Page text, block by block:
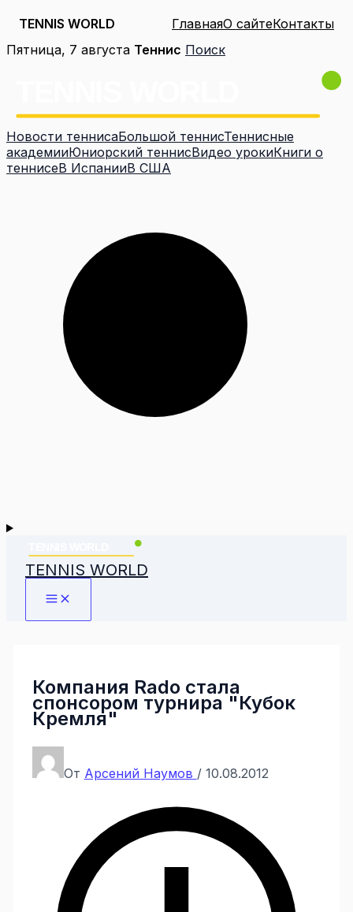
TENNIS WORLD ГлавнаяО сайтеКонтакты
Перейти
Пятница, 7 августа Теннис Поиск
Новости теннисаБольшой теннисТеннисные
академииЮниорский теннисВидео урокиКниги о
теннисеВ ИспанииВ США
TENNIS WORLD
Компания Rado стала
спонсором турнира "Кубок
Кремля"
От Арсений Наумов / 10.08.2012